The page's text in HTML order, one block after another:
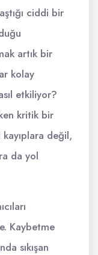
ciddi bir
artık bir
kolay
etkiliyor?
kritik bir
değil,
da yol
Kaybetme
sıkışan